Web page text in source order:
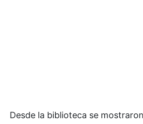
Desde la biblioteca se